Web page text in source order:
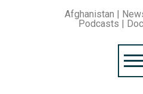
روند گفتگوها را از مسیر
مذاکره به سمت تسلیم سوق
دهد.
Afghanistan |
Podcasts |